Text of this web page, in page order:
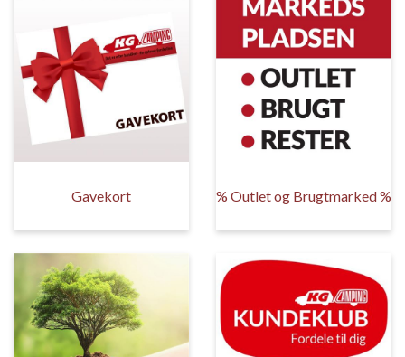
Gavekort % Outlet og Brugtmarked %